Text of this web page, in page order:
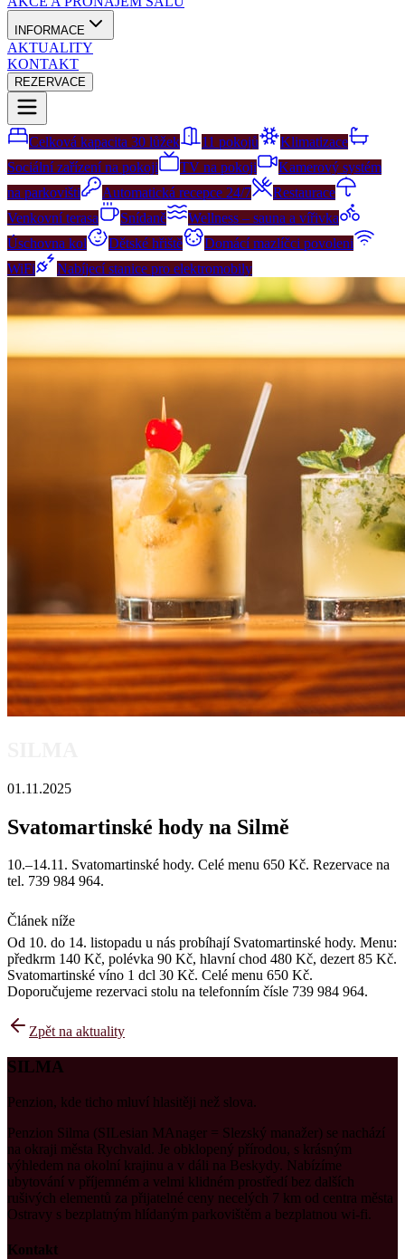
INFORMACE
AKTUALITY
KONTAKT
REZERVACE
Celková kapacita 30 lůžek 11 pokojů
Klimatizace
Sociální zařízení na pokoji
TV na pokoji
Kamerový systém
na parkovišti
Automatická recepce 24/7
Restaurace
Venkovní terasa
Snídaně
Wellness – sauna a vířivka
Úschovna kol
Dětské hřiště
Domácí mazlíčci povoleni
WiFi
Nabíjecí stanice pro elektromobily
01.11.2025
Svatomartinské hody na Silmě
10.–14.11. Svatomartinské hody. Celé menu 650 Kč. Rezervace na
tel. 739 984 964.
Článek níže
Od 10. do 14. listopadu u nás probíhají Svatomartinské hody. Menu:
předkrm 140 Kč, polévka 90 Kč, hlavní chod 480 Kč, dezert 85 Kč.
Svatomartinské víno 1 dcl 30 Kč. Celé menu 650 Kč.
Doporučujeme rezervaci stolu na telefonním čísle 739 984 964.
Zpět na aktuality
SILMA
Penzion, kde ticho mluví hlasitěji než slova.
Penzion Silma (SILesian MAnager = Slezský manažer) se nachází
na okraji města Rychvald. Je obklopený přírodou, s krásným
výhledem na okolní krajinu a v dáli na Beskydy. Nabízíme
ubytování v příjemném a velmi klidném prostředí bez dalších
rušivých elementů za přijatelné ceny necelých 7 km od centra města
Ostravy s bezplatným hlídaným parkovištěm a bezplatnou wi-fi.
Kontakt